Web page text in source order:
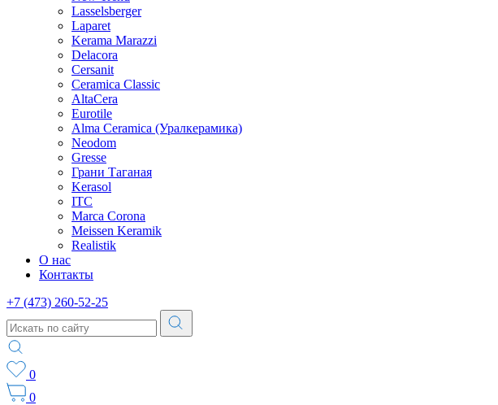
Lasselsberger
Laparet
Kerama Marazzi
Delacora
Cersanit
Ceramica Classic
AltaCera
Eurotile
Alma Ceramica (Уралкерамика)
Neodom
Gresse
Грани Таганая
Kerasol
ITC
Marca Corona
Meissen Keramik
Realistik
О нас
Контакты
+7 (473) 260-52-25
0
0